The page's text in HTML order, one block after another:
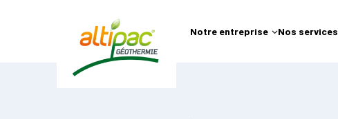
Notre entreprise Nos services